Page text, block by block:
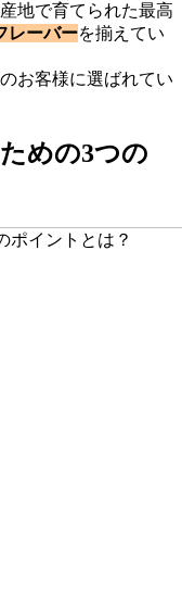
地で育てられた最高
レーバーを揃えてい
お客様に選ばれてい
めの3つの